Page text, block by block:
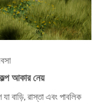
আকার নেয়
বাড়ি, রাস্তা এবং পাবলিক